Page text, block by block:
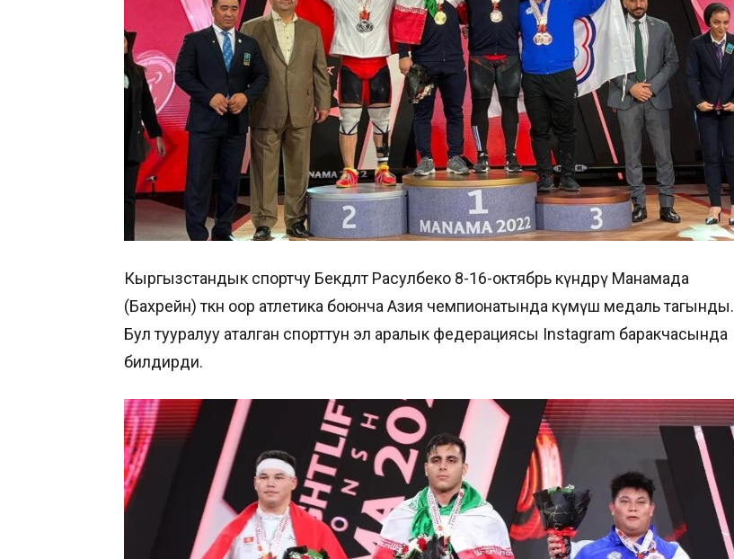
Кыргызстандык спортчу Бекдөөлөт Расулбеко 8-16-октябрь күндөрү Манамада
(Бахрейн) өткөн оор атлетика боюнча Азия чемпионатында күмүш медаль тагынды.
Бул тууралуу аталган спорттун эл аралык федерациясы Instagram баракчасында
билдирди.